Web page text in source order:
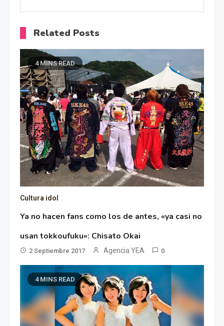
Related Posts
4 MINS READ
Cultura idol
Ya no hacen fans como los de antes, «ya casi no
usan tokkoufuku»: Chisato Okai
2 Septiembre 2017 Agencia YEA 0
4 MINS READ